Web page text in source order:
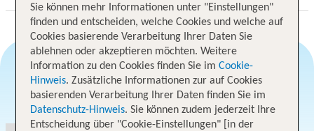
Angebotsauswahl
Sie können mehr Informationen unter "Einstellungen"
finden und entscheiden, welche Cookies und welche auf
Cookies basierende Verarbeitung Ihrer Daten Sie
ablehnen oder akzeptieren möchten. Weitere
Information zu den Cookies finden Sie im Cookie-
Hinweis. Zusätzliche Informationen zur auf Cookies
basierenden Verarbeitung Ihrer Daten finden Sie im
Datenschutz-Hinweis. Sie können zudem jederzeit Ihre
Entscheidung über "Cookie-Einstellungen" [in der